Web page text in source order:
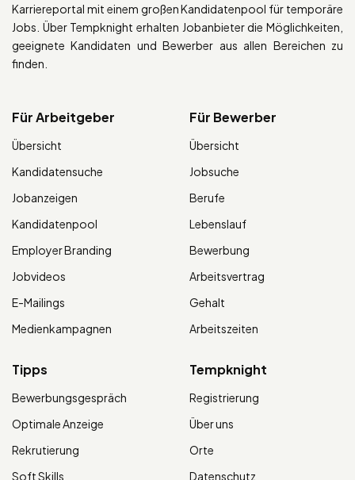
Karriereportal mit einem großen Kandidatenpool für temporäre
Jobs. Über Tempknight erhalten Jobanbieter die Möglichkeiten,
geeignete Kandidaten und Bewerber aus allen Bereichen zu
finden.
Für Arbeitgeber
Übersicht
Kandidatensuche
Jobanzeigen
Kandidatenpool
Employer Branding
Jobvideos
E-Mailings
Medienkampagnen
Für Bewerber
Übersicht
Jobsuche
Berufe
Lebenslauf
Bewerbung
Arbeitsvertrag
Gehalt
Arbeitszeiten
Tipps
Bewerbungsgespräch
Optimale Anzeige
Rekrutierung
Soft Skills
Tempknight
Registrierung
Über uns
Orte
Datenschutz